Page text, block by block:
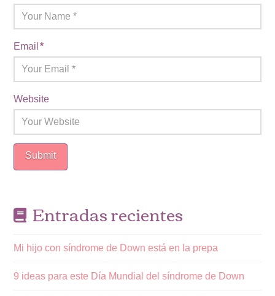
Email*
Website
Entradas recientes
Mi hijo con síndrome de Down está en la prepa
9 ideas para este Día Mundial del síndrome de Down